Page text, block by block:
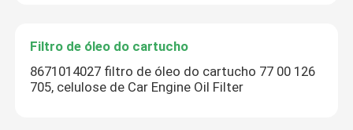
Filtro de óleo do cartucho
8671014027 filtro de óleo do cartucho 77 00 126
705, celulose de Car Engine Oil Filter